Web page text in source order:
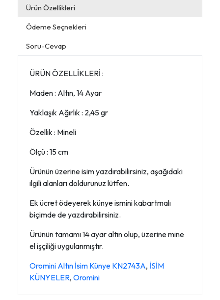
Ürün Özellikleri
Ödeme Seçnekleri
Soru-Cevap
ÜRÜN ÖZELLİKLERİ :
Maden : Altın, 14 Ayar
Yaklaşık Ağırlık : 2,45 gr
Özellik : Mineli
Ölçü : 15 cm
Ürünün üzerine isim yazdırabilirsiniz, aşağıdaki
ilgili alanları doldurunuz lütfen.
Ek ücret ödeyerek künye ismini kabartmalı
biçimde de yazdırabilirsiniz.
Ürünün tamamı 14 ayar altın olup, üzerine mine
el işçiliği uygulanmıştır.
Oromini Altın İsim Künye KN2743A, İSİM
KÜNYELER, Oromini